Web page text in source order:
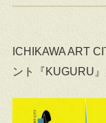
ICHIKAWA ART
ント『KUGURU